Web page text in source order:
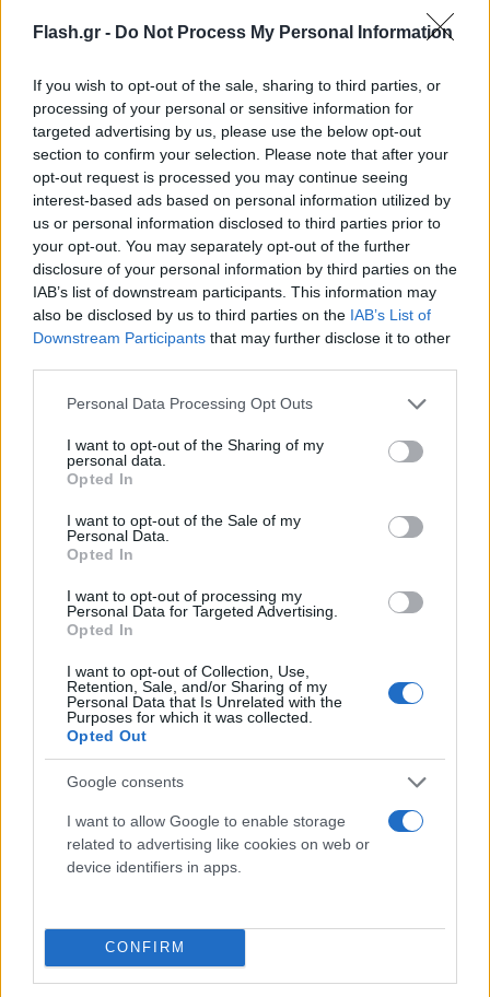
Flash.gr - Do Not Process My Personal Information
If you wish to opt-out of the sale, sharing to third parties, or
processing of your personal or sensitive information for
targeted advertising by us, please use the below opt-out
section to confirm your selection. Please note that after your
opt-out request is processed you may continue seeing
interest-based ads based on personal information utilized by
us or personal information disclosed to third parties prior to
your opt-out. You may separately opt-out of the further
disclosure of your personal information by third parties on the
IAB’s list of downstream participants. This information may
also be disclosed by us to third parties on the IAB’s List of
Downstream Participants that may further disclose it to other
Please note that this website/app uses one or more Google
not limited to your visit or usage behaviour. You may click to
grant or deny consent to Google and its third-party tags to
use your data for below specified purposes in below Google
consent section.
Personal Data Processing Opt Outs
I want to opt-out of the Sharing of my
personal data.
Opted In
I want to opt-out of the Sale of my
Personal Data.
Opted In
I want to opt-out of processing my
Personal Data for Targeted Advertising.
Opted In
I want to opt-out of Collection, Use,
Retention, Sale, and/or Sharing of my
Personal Data that Is Unrelated with the
Purposes for which it was collected.
Opted Out
Google consents
I want to allow Google to enable storage
related to advertising like cookies on web or
device identifiers in apps.
CONFIRM
«Με συγκίνηση υποδέχομαι την εκλογή μου σε
Κόμματος! Όχι μόνο διότι επανασυνδέομαι πιο
στενά με τις Βρυξέλλες μετά από 18 χρόνια. Αλλά
και διότι η Νέα Δημοκρατία επιστρέφει στην
αντιπροεδρία του Ευρωπαϊκού Λαϊκού Κόμματος
μετά από 20 χρόνια. Ευχαριστώ για την υποστήριξή
τους τον Πρωθυπουργό Κυριάκο Μητσοτάκη, τον
Βαγγέλη Μεϊμαράκη, τους ευρωβουλευτές και
όλους τους συναδέλφους της αποστολής της Νέας
Δημοκρατίας. Αλλά, επίσης, και τους πολλούς
συνέδρους του Ευρωπαϊκού Λαϊκού Κόμματος που
την Ελλάδα. Με δεδομένο ότι το Ευρωπαϊκό Λαϊκό
Κόμμα είναι το μεγαλύτερο στην ΕΕ, η νέα αυτή
θέση δίνει τη δυνατότητα όχι μόνο σε μένα, αλλά